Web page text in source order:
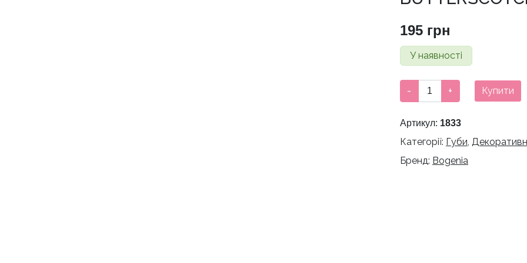
195 грн
У наявності
ПОМАДА-
ОЛІВЕЦЬ
ГУБ
ВОДОСТІЙКА
BOGENIA
- + Купити
Артикул: 1833
Категорії: Губи,
Бренд: Bogenia